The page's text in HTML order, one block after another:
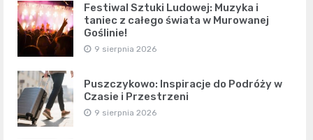
Festiwal Sztuki Ludowej: Muzyka i
taniec z całego świata w Murowanej
Goślinie!
9 sierpnia 2026
Puszczykowo: Inspiracje do Podróży w
Czasie i Przestrzeni
9 sierpnia 2026